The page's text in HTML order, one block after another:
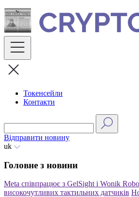
Skip
to
content
Токенсейли
Контакти
Відправити новину
uk
Головне з новини
Meta співпрацює з GelSight і Wonik
високочутливих тактильних датчиків